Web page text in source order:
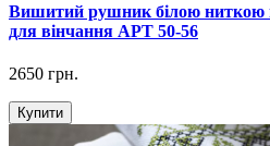
Вишитий рушник білою ниткою
для вінчання АРТ 50-56
2650 грн.
Купити